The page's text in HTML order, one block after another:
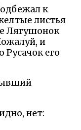
к
листья
Лягушонок
и
его
нет: